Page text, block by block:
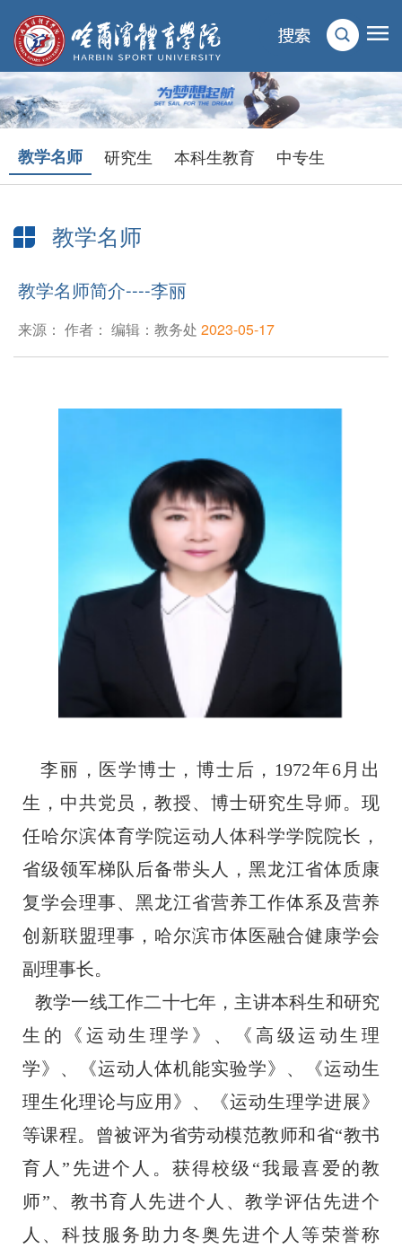
教学名师 研究生 本科生教育 中专生
教学名师
当前位置：首页
教学名师简介----李丽
来源： 作者： 编辑：教务处 2023-05-17
李丽，医学博士，博士后，1972年6月出
生，中共党员，教授、博士研究生导师。现
任哈尔滨体育学院运动人体科学学院院长，
省级领军梯队后备带头人，黑龙江省体质康
复学会理事、黑龙江省营养工作体系及营养
创新联盟理事，哈尔滨市体医融合健康学会
副理事长。
教学一线工作二十七年，主讲本科生和研究
生的《运动生理学》、《高级运动生理
学》、《运动人体机能实验学》、《运动生
理生化理论与应用》、《运动生理学进展》
等课程。曾被评为省劳动模范教师和省“教书
育人”先进个人。获得校级“我最喜爱的教
师”、教书育人先进个人、教学评估先进个
人、科技服务助力冬奥先进个人等荣誉称